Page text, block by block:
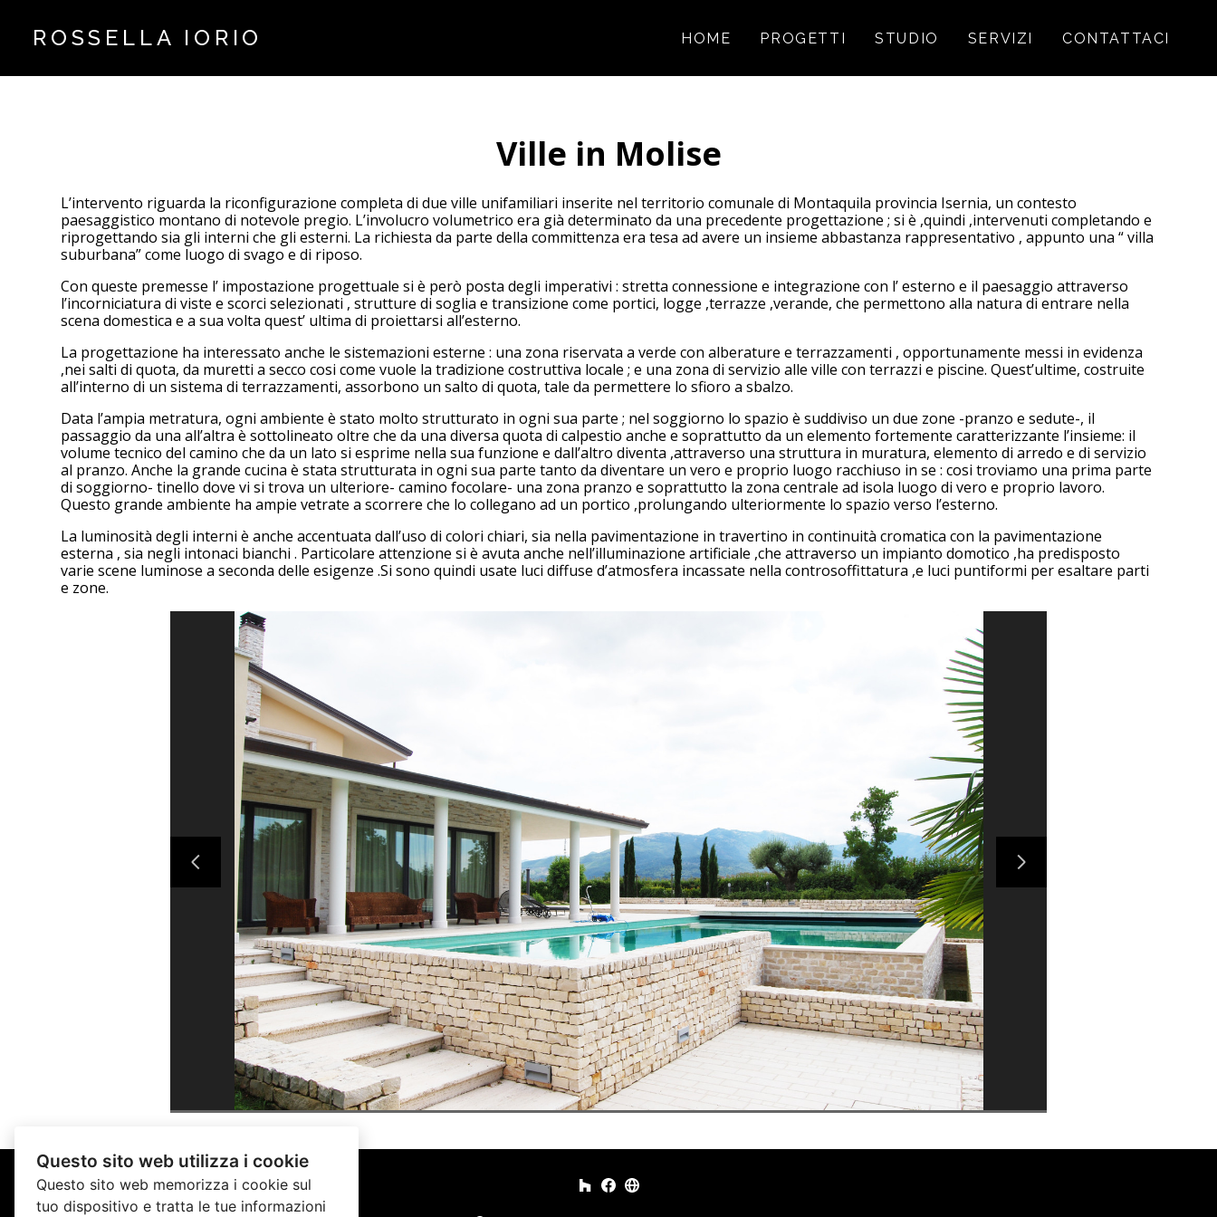
Questo sito web utilizza i cookie
Questo sito web memorizza i cookie sul
tuo dispositivo e tratta le tue informazioni
principali
ROSSELLA IORIO HOME PROGETTI STUDIO SERVIZI CONTATTACI
Ville in Molise
L’intervento riguarda la riconfigurazione completa di due ville unifamiliari inserite nel territorio comunale di Montaquila provincia Isernia, un contesto
paesaggistico montano di notevole pregio. L’involucro volumetrico era già determinato da una precedente progettazione ; si è ,quindi ,intervenuti completando e
riprogettando sia gli interni che gli esterni. La richiesta da parte della committenza era tesa ad avere un insieme abbastanza rappresentativo , appunto una “ villa
suburbana” come luogo di svago e di riposo.
Con queste premesse l’ impostazione progettuale si è però posta degli imperativi : stretta connessione e integrazione con l’ esterno e il paesaggio attraverso
l’incorniciatura di viste e scorci selezionati , strutture di soglia e transizione come portici, logge ,terrazze ,verande, che permettono alla natura di entrare nella
scena domestica e a sua volta quest’ ultima di proiettarsi all’esterno.
La progettazione ha interessato anche le sistemazioni esterne : una zona riservata a verde con alberature e terrazzamenti , opportunamente messi in evidenza
,nei salti di quota, da muretti a secco cosi come vuole la tradizione costruttiva locale ; e una zona di servizio alle ville con terrazzi e piscine. Quest’ultime, costruite
all’interno di un sistema di terrazzamenti, assorbono un salto di quota, tale da permettere lo sfioro a sbalzo.
Data l’ampia metratura, ogni ambiente è stato molto strutturato in ogni sua parte ; nel soggiorno lo spazio è suddiviso un due zone -pranzo e sedute-, il
passaggio da una all’altra è sottolineato oltre che da una diversa quota di calpestio anche e soprattutto da un elemento fortemente caratterizzante l’insieme: il
volume tecnico del camino che da un lato si esprime nella sua funzione e dall’altro diventa ,attraverso una struttura in muratura, elemento di arredo e di servizio
al pranzo. Anche la grande cucina è stata strutturata in ogni sua parte tanto da diventare un vero e proprio luogo racchiuso in se : cosi troviamo una prima parte
di soggiorno- tinello dove vi si trova un ulteriore- camino focolare- una zona pranzo e soprattutto la zona centrale ad isola luogo di vero e proprio lavoro.
Questo grande ambiente ha ampie vetrate a scorrere che lo collegano ad un portico ,prolungando ulteriormente lo spazio verso l’esterno.
La luminosità degli interni è anche accentuata dall’uso di colori chiari, sia nella pavimentazione in travertino in continuità cromatica con la pavimentazione
esterna , sia negli intonaci bianchi . Particolare attenzione si è avuta anche nell’illuminazione artificiale ,che attraverso un impianto domotico ,ha predisposto
varie scene luminose a seconda delle esigenze .Si sono quindi usate luci diffuse d’atmosfera incassate nella controsoffittatura ,e luci puntiformi per esaltare parti
e zone.